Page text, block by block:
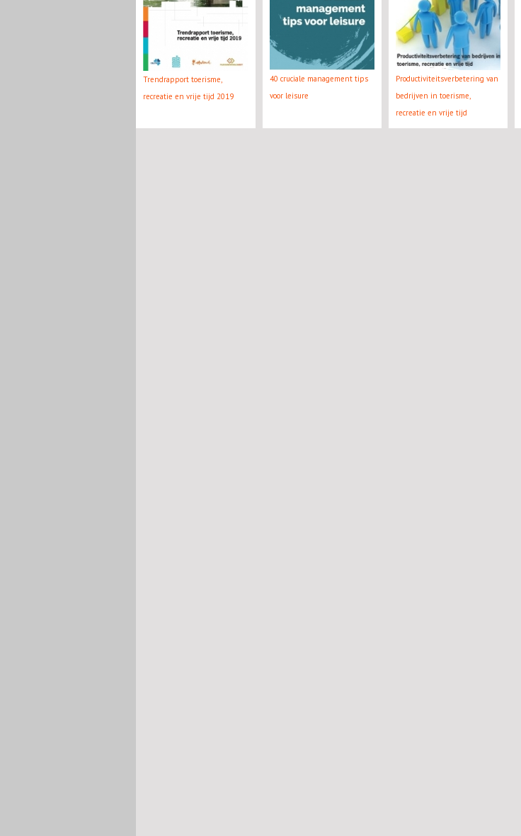
Trendrapport toerisme,
recreatie en vrije tijd 2019
40 cruciale management tips
voor leisure
Productiviteitsverbetering van
bedrijven in toerisme,
recreatie en vrije tijd